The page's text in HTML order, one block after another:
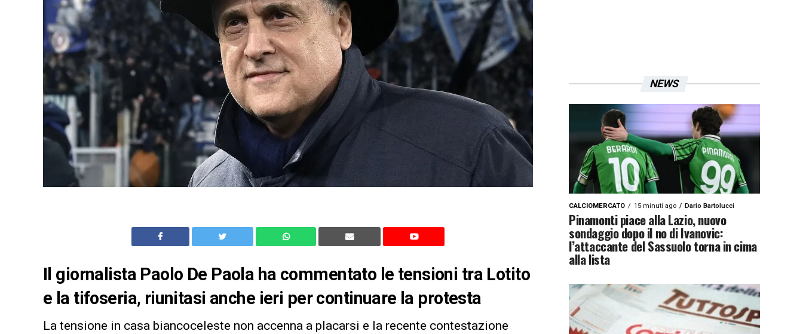
Il giornalista Paolo De Paola ha commentato le tensioni tra Lotito
e la tifoseria, riunitasi anche ieri per continuare la protesta
La tensione in casa biancoceleste non accenna a placarsi e la recente contestazione
NEWS
CALCIOMERCATO 15 minuti ago Dario Bartolucci
Pinamonti piace alla Lazio, nuovo
sondaggio dopo il no di Ivanovic:
l’attaccante del Sassuolo torna in cima
alla lista